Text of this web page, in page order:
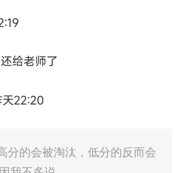
给老师了
天22:20
分的会被淘汰，低分的反而会